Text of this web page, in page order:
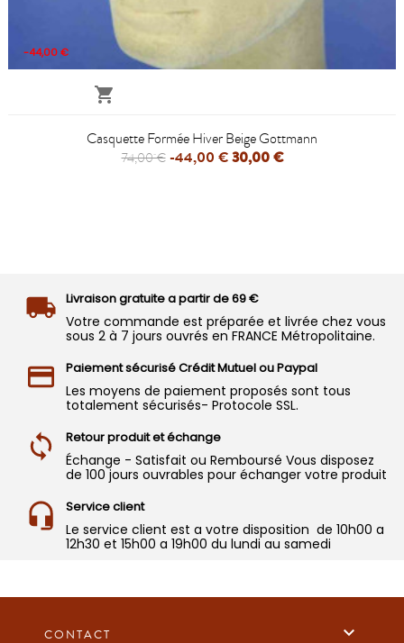
-44,00 €

Casquette Formée Hiver Beige Gottmann
74,00 € -44,00 €30,00 €
Livraison gratuite a partir de 69 €
Votre commande est préparée et livrée chez vous
sous 2 à 7 jours ouvrés en FRANCE Métropolitaine.
Paiement sécurisé Crédit Mutuel ou Paypal
Les moyens de paiement proposés sont tous
totalement sécurisés- Protocole SSL.
Retour produit et échange
Échange - Satisfait ou Remboursé Vous disposez
de 100 jours ouvrables pour échanger votre produit
Service client
Le service client est a votre disposition de 10h00 a
12h30 et 15h00 a 19h00 du lundi au samedi
CONTACT 